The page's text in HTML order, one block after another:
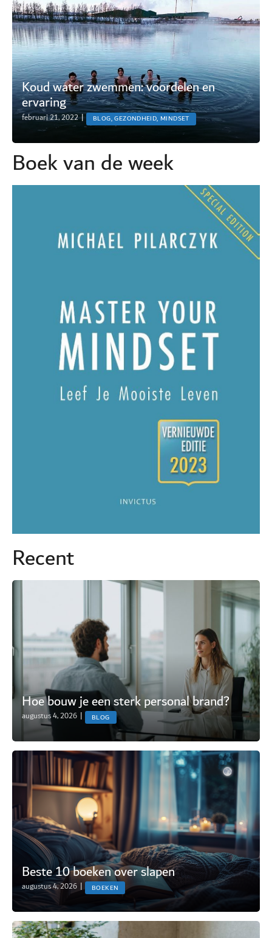
Koud water zwemmen: voordelen en
ervaring
februari 21, 2022 | BLOG, GEZONDHEID, MINDSET
Boek van de week
Recent
Hoe bouw je een sterk personal brand?
augustus 4, 2026 | BLOG
Beste 10 boeken over slapen
augustus 4, 2026 | BOEKEN